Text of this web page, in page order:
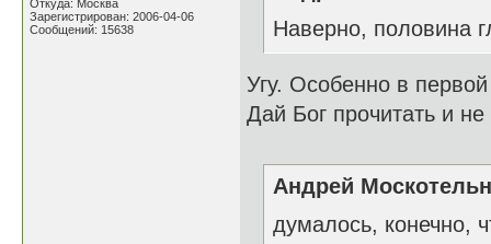
Откуда: Москва
Зарегистрирован: 2006-04-06
Сообщений: 15638
Наверно, половина
Угу. Особенно в
Дай Бог прочитать и не
Андрей
думалось, конечно,